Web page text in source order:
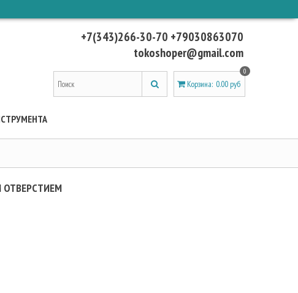
+7(343)266-30-70 +79030863070
tokoshoper@gmail.com
Корзина:
0
0.00 руб
ОТВЕРСТИЕМ